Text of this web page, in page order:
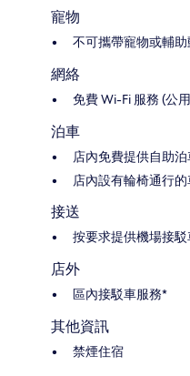
寵物
不可攜帶寵物或輔助
網絡
免費 Wi-Fi 服務 (公
泊車
店內免費提供自助
店內設有輪椅通行
接送
按要求提供機場接
店外
區內接駁車服務*
其他資訊
禁煙住宿